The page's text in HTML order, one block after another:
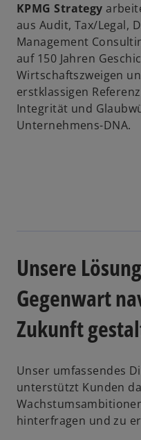
KPMG Strategy
aus Audit, Tax/Legal,
Management
auf 150 Jahren
Wirtschaftszweigen
erstklassigen
Integrität und
Unternehmens-DNA.
Unsere
Gegenwart
Zukunft
Unser umfassendes
unterstützt Kunden
hinterfragen und zu